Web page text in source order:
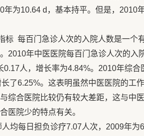
年为10.64 d，基本持平。但是，2010
标 每百门急诊人次的入院人数是一个
2010年中医医院每百门急诊人次的入
0.17人，增长率为4.84%。2010年综
了6.25%。这表明虽然中医医院的工
综合医院比较仍有较大差距，这与中
医院少的特点有关。
均每日担负诊疗7.07人次，2009年